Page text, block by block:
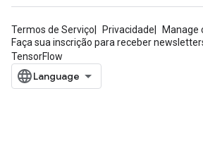
Termos de Serviço Privacidade
Manage
Faça sua inscrição para receber
TensorFlow